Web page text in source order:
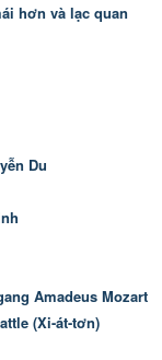
hơn và lạc quan
Du
Amadeus Mozart
(Xi-át-tơn)